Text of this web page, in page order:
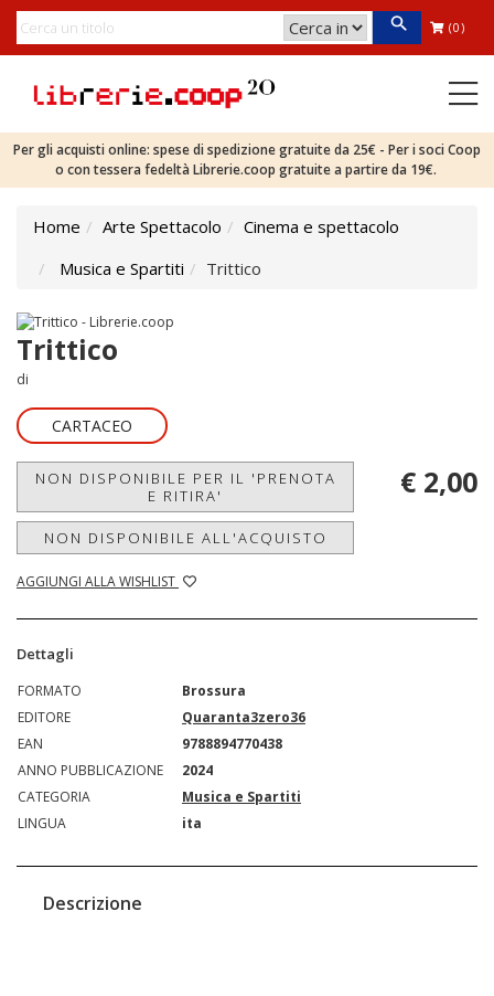
(0)
Per gli acquisti online: spese di spedizione gratuite da 25€ - Per i soci Coop
o con tessera fedeltà Librerie.coop gratuite a partire da 19€.
Home Arte Spettacolo
Cinema e spettacolo
Musica e Spartiti
Trittico
Trittico
di
CARTACEO
NON DISPONIBILE PER IL 'PRENOTA
E RITIRA'
NON DISPONIBILE ALL'ACQUISTO
AGGIUNGI ALLA WISHLIST
€ 2,00
Dettagli
FORMATO
Brossura
EDITORE
Quaranta3zero36
EAN
9788894770438
ANNO PUBBLICAZIONE
2024
CATEGORIA
Musica e Spartiti
LINGUA
ita
Descrizione